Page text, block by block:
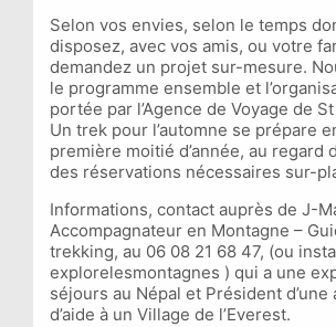
Selon vos envies, selon le temps
disposez, avec vos amis, ou votre
demandez un projet sur-mesure.
le programme ensemble et
portée par l’Agence de Voyage de
Un trek pour l’automne se prépare
première moitié d’année, au regard
des réservations nécessaires sur-
Informations, contact auprès de J-
Accompagnateur en Montagne –
trekking, au 06 08 21 68 47, (ou
explorelesmontagnes ) qui a une
séjours au Népal et Président d’une
d’aide à un Village de l’Everest.